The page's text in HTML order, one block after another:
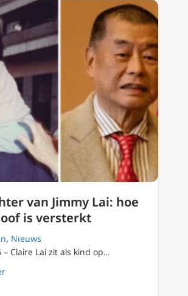
van Jimmy Lai: hoe
is versterkt
, Nieuws
– Claire Lai zit als kind op…
about De dochter van Jimmy Lai: hoe ons